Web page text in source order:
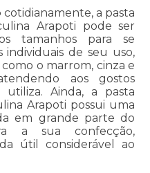
a pasta
Arapoti pode ser
tamanhos para se
individuais de seu uso,
o marrom, cinza e
aos gostos
Ainda, a pasta
Arapoti possui uma
em grande parte do
a sua confecção,
útil considerável ao